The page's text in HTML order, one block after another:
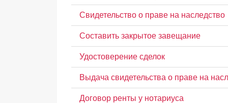
Свидетельство о праве на наследство
Составить закрытое завещание
Удостоверение сделок
Выдача свидетельства о праве на
Договор ренты у нотариуса